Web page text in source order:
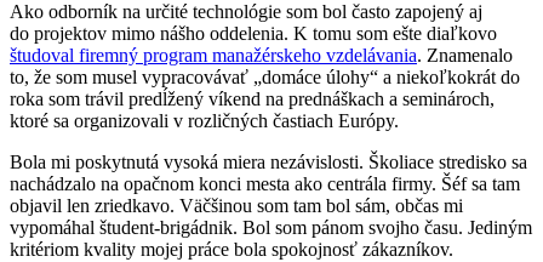
Ako odborník na určité technológie som bol často zapojený aj
do projektov mimo nášho oddelenia. K tomu som ešte diaľkovo
študoval firemný program manažérskeho vzdelávania. Znamenalo
to, že som musel vypracovávať „domáce úlohy“ a niekoľkokrát do
roka som trávil predĺžený víkend na prednáškach a seminároch,
ktoré sa organizovali v rozličných častiach Európy.
Bola mi poskytnutá vysoká miera nezávislosti. Školiace stredisko sa
nachádzalo na opačnom konci mesta ako centrála firmy. Šéf sa tam
objavil len zriedkavo. Väčšinou som tam bol sám, občas mi
vypomáhal študent-brigádnik. Bol som pánom svojho času. Jediným
kritériom kvality mojej práce bola spokojnosť zákazníkov.